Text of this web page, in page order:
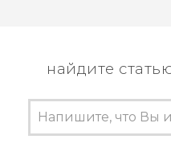
найдите